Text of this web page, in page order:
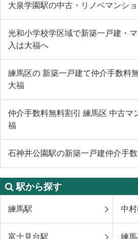
大泉学園駅の中古・リノベマンシ
光和小学校学区域で新築一戸建・
入は大福へ
練馬区の 新築一戸建て仲介手数料
大福
仲介手数料無料割引 練馬区 中古マ
福
石神井公園駅の新築一戸建仲介手
駅から探す
練馬駅 中
富士見台駅 練